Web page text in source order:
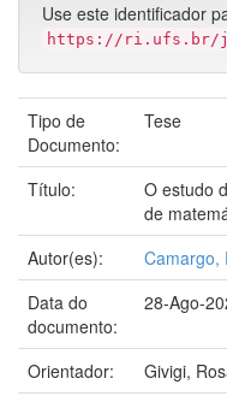
Use este identificador
https://ri.ufs.br/
Tipo de
Documento:
Tese
Título:
O estudo
de
Autor(es):
Camargo,
Data do
documento:
28-Ago-
Orientador:
Givigi,